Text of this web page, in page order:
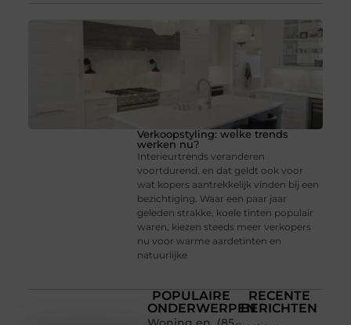
Verkoopstyling: welke trends
werken nu?
Interieurtrends veranderen
voortdurend, en dat geldt ook voor
wat kopers aantrekkelijk vinden bij een
bezichtiging. Waar een paar jaar
geleden strakke, koele tinten populair
waren, kiezen steeds meer verkopers
nu voor warme aardetinten en
natuurlijke
POPULAIRE
ONDERWERPEN
RECENTE
BERICHTEN